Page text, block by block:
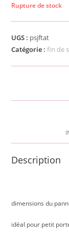
Rupture de stock
UGS : psjftat
Catégorie :fin de
Description
dimensions du
idéal pour petit